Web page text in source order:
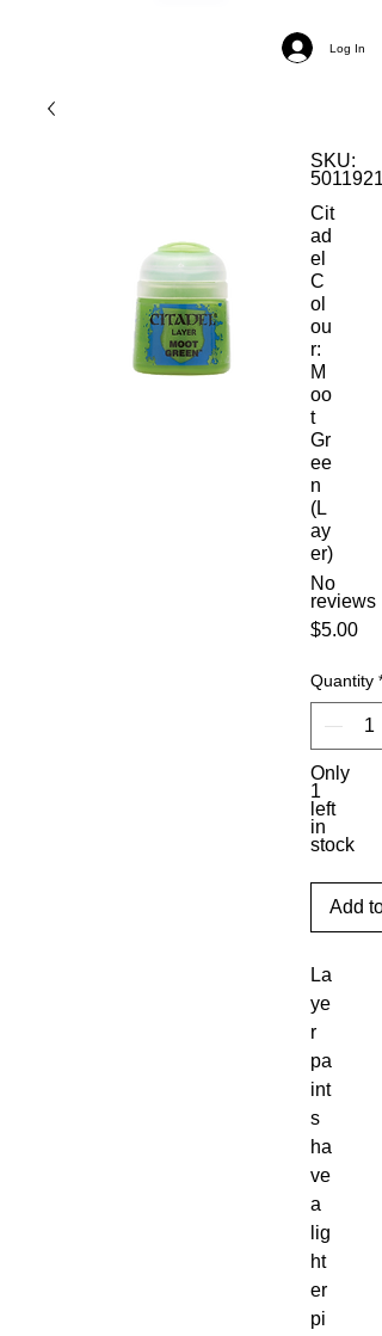
Log In
SKU:
Cit
ad
el
C
ol
ou
r:
M
oo
t
Gr
ee
n
(L
ay
er)
No
reviews
$5.00
Quantity *
Only
1
left
in
stock
Add
La
ye
r
pa
int
s
ha
ve
a
lig
ht
er
pi